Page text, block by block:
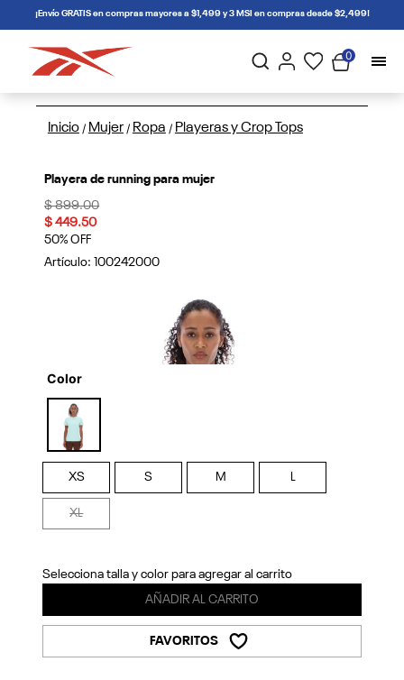
connectif¡Envío GRATIS en compras mayores a $1,499 y 3 MSI en compras desde $2,499!
0
Inicio / Mujer / Ropa / Playeras y Crop Tops
Playera de running para mujer
Price reduced from
$ 899.00to
$ 449.50
50% OFF
Artículo: 100242000
Previous
Color
selected
XS S M L
XL
Selecciona talla y color para agregar al carrito
AÑADIR AL CARRITO
FAVORITOS